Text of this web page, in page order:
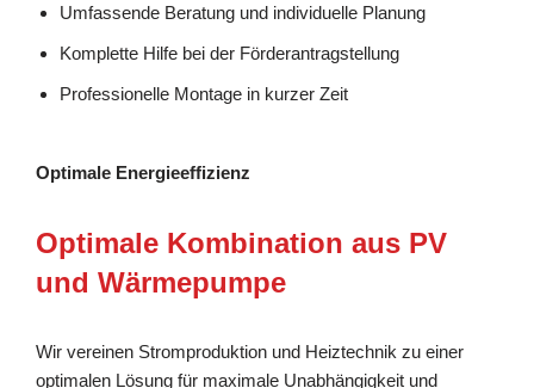
Umfassende Beratung und individuelle Planung
Komplette Hilfe bei der Förderantragstellung
Professionelle Montage in kurzer Zeit
Optimale Energieeffizienz
Optimale Kombination aus PV
und Wärmepumpe
Wir vereinen Stromproduktion und Heiztechnik zu einer
optimalen Lösung für maximale Unabhängigkeit und